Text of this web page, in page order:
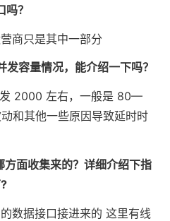
？
商只是其中一部分
容量情况，能介绍一下吗？
2000 左右，一般是 80—
和其他一些原因导致延时时
面收集来的？详细介绍下指
数据接口接进来的 这里有线